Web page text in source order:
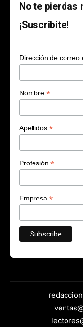
No te pierdas
¡Suscribite!
Dirección de correo
Nombre *
Apellidos *
Profesión *
Empresa *